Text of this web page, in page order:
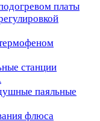
платы
станции
паяльные
флюса